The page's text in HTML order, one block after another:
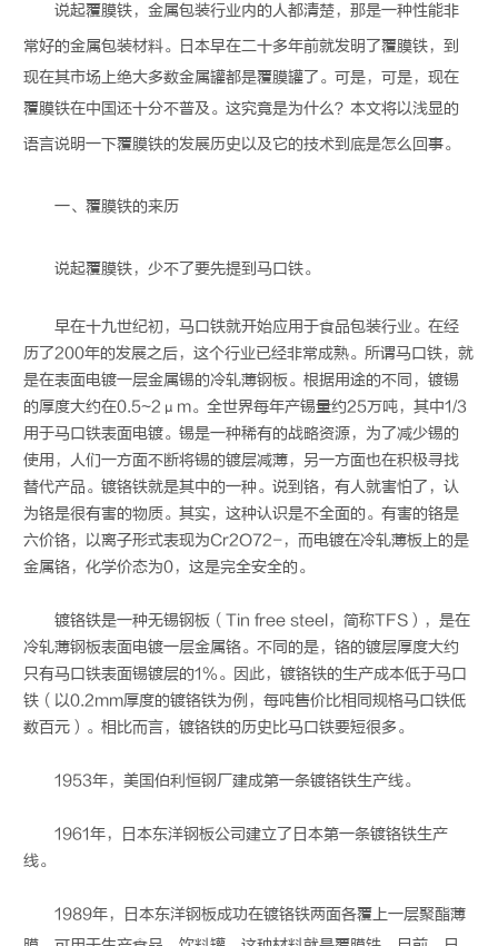
说起覆膜铁，金属包装行业内的人都清楚，那是一种性能非
常好的金属包装材料。日本早在二十多年前就发明了覆膜铁，到
现在其市场上绝大多数金属罐都是覆膜罐了。可是，可是，现在
覆膜铁在中国还十分不普及。这究竟是为什么？本文将以浅显的
语言说明一下覆膜铁的发展历史以及它的技术到底是怎么回事。
一、覆膜铁的来历
说起覆膜铁，少不了要先提到马口铁。
早在十九世纪初，马口铁就开始应用于食品包装行业。在经
历了200年的发展之后，这个行业已经非常成熟。所谓马口铁，就
是在表面电镀一层金属锡的冷轧薄钢板。根据用途的不同，镀锡
的厚度大约在0.5~2μm。全世界每年产锡量约25万吨，其中1/3
用于马口铁表面电镀。锡是一种稀有的战略资源，为了减少锡的
使用，人们一方面不断将锡的镀层减薄，另一方面也在积极寻找
替代产品。镀铬铁就是其中的一种。说到铬，有人就害怕了，认
为铬是很有害的物质。其实，这种认识是不全面的。有害的铬是
六价铬，以离子形式表现为Cr2O72-，而电镀在冷轧薄板上的是
金属铬，化学价态为0，这是完全安全的。
镀铬铁是一种无锡钢板（Tin free steel，简称TFS），是在
冷轧薄钢板表面电镀一层金属铬。不同的是，铬的镀层厚度大约
只有马口铁表面锡镀层的1%。因此，镀铬铁的生产成本低于马口
铁（以0.2mm厚度的镀铬铁为例，每吨售价比相同规格马口铁低
数百元）。相比而言，镀铬铁的历史比马口铁要短很多。
1953年，美国伯利恒钢厂建成第一条镀铬铁生产线。
1961年，日本东洋钢板公司建立了日本第一条镀铬铁生产
线。
1989年，日本东洋钢板成功在镀铬铁两面各覆上一层聚酯薄